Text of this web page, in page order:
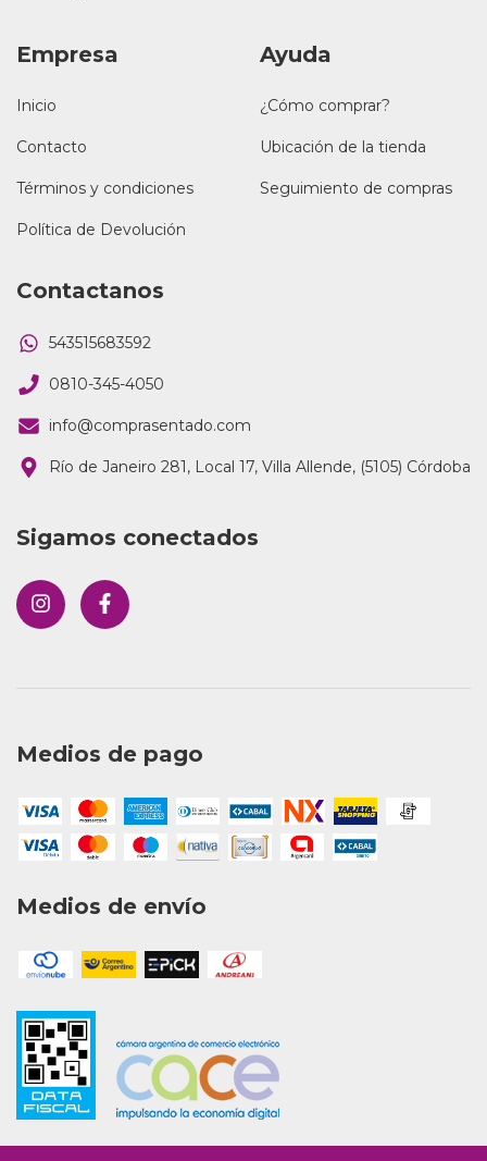
Empresa
Inicio
Contacto
Términos y condiciones
Política de Devolución
Ayuda
¿Cómo comprar?
Ubicación de la tienda
Seguimiento de compras
Contactanos
543515683592
0810-345-4050
info@comprasentado.com
Río de Janeiro 281, Local 17, Villa Allende, (5105) Córdoba
Sigamos conectados
Medios de pago
Medios de envío